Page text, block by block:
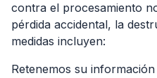
contra el procesamiento
pérdida accidental, la
medidas incluyen:
Retenemos su